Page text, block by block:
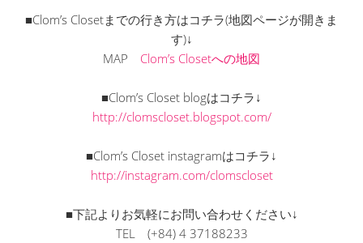
■Clom’s Closetまでの行き方はコチラ(地図ページが開きま
す)↓
MAP Clom’s Closetへの地図
■Clom’s Closet blogはコチラ↓
http://clomscloset.blogspot.com/
■Clom’s Closet instagramはコチラ↓
http://instagram.com/clomscloset
■下記よりお気軽にお問い合わせください↓
TEL (+84) 4 37188233